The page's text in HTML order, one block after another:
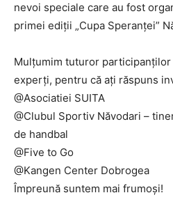
nevoi speciale care au fost
primei ediții „Cupa Speranței”
Mulțumim tuturor
experți, pentru că ați răspuns
@Asociatiei SUITA
@Clubul Sportiv Năvodari –
de handbal
@Five to Go
@Kangen Center Dobrogea
Împreună suntem mai frumoși!